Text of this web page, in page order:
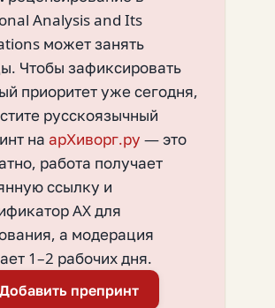
Analysis and Its
может занять
Чтобы зафиксировать
приоритет уже сегодня,
русскоязычный
на арХиворг.ру — это
работа получает
ссылку и
AX для
а модерация
1–2 рабочих дня.
Добавить препринт